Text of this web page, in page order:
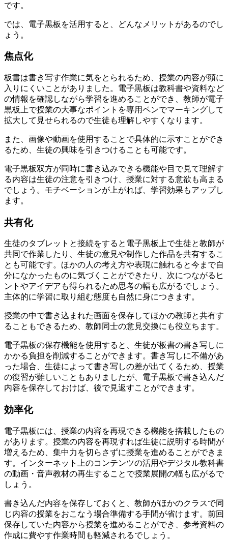
です。
では、電子黒板を活用すると、どんなメリットがあるのでし
ょう。
焦点化
板書は書き写す作業に気をとられるため、授業の内容が頭に
入りにくいことがありました。電子黒板は教科書や資料など
の情報を確認しながら学習を進めることができ
、教師が電子
黒板上で授業の大事なポイントを専用ペンでマーキングして
拡大して見せられるので生徒も理解しやすくなります。
また、画像や動画を使用することで具体的に示すことができ
るため、生徒の興味を引きつけることも可能です。
電子黒板双方が同時に書き込みできる機能や目で見て理解す
る内容は生徒の注意を引きつけ、授業に対する意欲も高まる
でしょう。モチベーションが上がれば、学習効果もアップし
ます。
共有化
生徒のタブレットと接続をすると電子黒板上で生徒と教師が
共同で作業したり、生徒の意見や制作した作品を共有するこ
とも可能です。ほかの人の考え方や表現に触れると今まで自
分になかったものに気づくことができたり、次につながるヒ
ントやアイデアも得られるため思考の幅も広がるでしょう。
主体的に学習に取り組む態度も自然に身につきます。
授業の中で書き込まれた画面を保存してほかの教師と共有す
ることもできるため、教師同士の意見交換にも役立ちます。
電子黒板の保存機能を使用すると、生徒が板書の書き写しに
かかる負担を削減することができます。書き写しに不備があ
った場合、生徒によって書き写しの差が出てくるため、授業
の復習が難しいこともありましたが、電子黒板で書き込んだ
内容を保存しておけば、後で見返すことができます。
効率化
電子黒板には、授業の内容を再現できる機能を搭載したもの
があります。 授業の内容を再現すれば生徒に説明する時間が
増えるため、集中力を切らさずに授業を進めることができま
す。 インターネット上のコンテンツの活用やデジタル教科書
の動画・音声教材の再生することで授業展開の幅も広がるで
しょう。
書き込んだ内容を保存しておくと、教師がほかのクラスで同
じ内容の授業をおこなう場合準備する手間が省けます。前回
保存していた内容から授業を進めることができ、参考資料の
作成に費やす作業時間も軽減されるでしょう。